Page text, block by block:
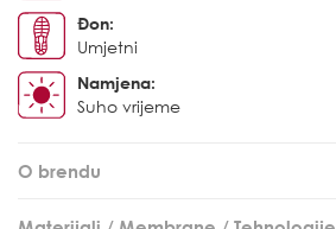
Đon:
Umjetni
Namjena:
Suho vrijeme
O brendu